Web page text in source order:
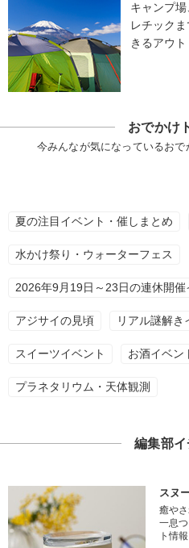
キャンプ
レチック
きるアウ
おでかけ
今みんなが気になっているおで
夏の注目イベント・催しまとめ
水かけ祭り・ウォーターフェス
2026年9月19日～23日の連休開催
アジサイの見頃 リアル謎解き
スイーツイベント お酒イベン
プラネタリウム・天体観測
編集部
スヌ
癒や
一息
ト情